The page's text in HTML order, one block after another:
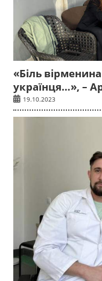
«Біль
українця…», –
19.10.2023